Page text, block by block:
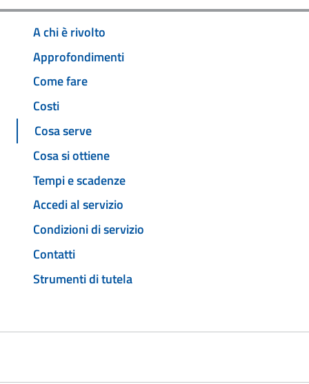
A chi è rivolto
Approfondimenti
Come fare
Costi
Cosa serve
Cosa si ottiene
Tempi e scadenze
Accedi al servizio
Condizioni di servizio
Contatti
Strumenti di tutela